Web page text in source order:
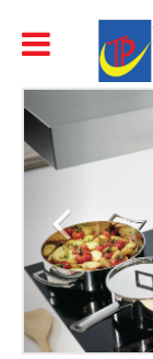
Previous